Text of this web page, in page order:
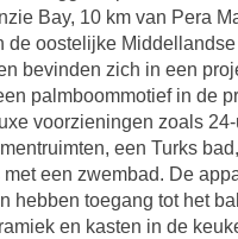
Bay, 10 km van Pera
de oostelijke
bevinden zich in een
palmboommotief in de
voorzieningen zoals
een Turks
een zwembad. De
hebben toegang tot het
en kasten in de